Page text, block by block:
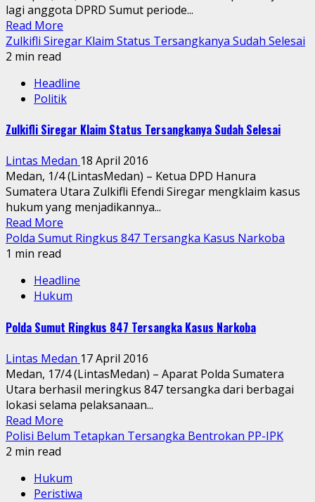
lagi anggota DPRD Sumut periode...
Read More
Zulkifli Siregar Klaim Status Tersangkanya Sudah Selesai
2 min read
Headline
Politik
Zulkifli Siregar Klaim Status Tersangkanya Sudah Selesai
Lintas Medan 18 April 2016
Medan, 1/4 (LintasMedan) – Ketua DPD Hanura
Sumatera Utara Zulkifli Efendi Siregar mengklaim kasus
hukum yang menjadikannya...
Read More
Polda Sumut Ringkus 847 Tersangka Kasus Narkoba
1 min read
Headline
Hukum
Polda Sumut Ringkus 847 Tersangka Kasus Narkoba
Lintas Medan 17 April 2016
Medan, 17/4 (LintasMedan) – Aparat Polda Sumatera
Utara berhasil meringkus 847 tersangka dari berbagai
lokasi selama pelaksanaan...
Read More
Polisi Belum Tetapkan Tersangka Bentrokan PP-IPK
2 min read
Hukum
Peristiwa